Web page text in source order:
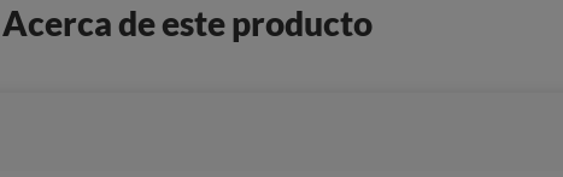
Acerca de este producto